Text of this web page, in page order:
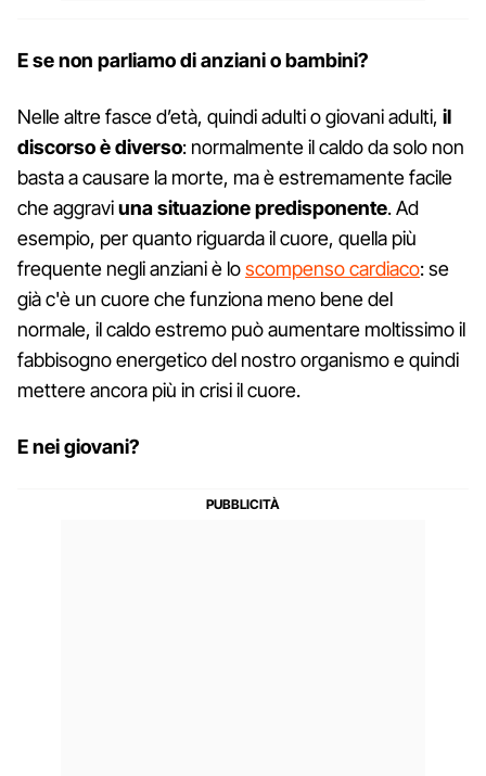
E se non parliamo di anziani o bambini?
Nelle altre fasce d’età, quindi adulti o giovani adulti, il
discorso è diverso: normalmente il caldo da solo non
basta a causare la morte, ma è estremamente facile
che aggraviuna situazione predisponente. Ad
esempio, per quanto riguarda il cuore, quella più
frequente negli anziani è loscompenso cardiaco: se
già c'è un cuore che funziona meno bene del
normale, il caldo estremo può aumentare moltissimo il
fabbisogno energetico del nostro organismo e quindi
mettere ancora più in crisi il cuore.
E nei giovani?